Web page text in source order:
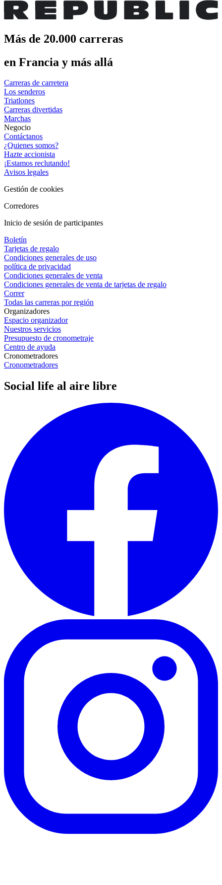
Más de 20.000 carreras
en Francia y más allá
Carreras de carretera
Los senderos
Triatlones
Carreras divertidas
Marchas
Negocio
Contáctanos
¿Quienes somos?
Hazte accionista
¡Estamos reclutando!
Avisos legales
Gestión de cookies
Corredores
Inicio de sesión de participantes
Boletín
Tarjetas de regalo
Condiciones generales de uso
política de privacidad
Condiciones generales de venta
Condiciones generales de venta de tarjetas de regalo
Correr
Todas las carreras por región
Organizadores
Espacio organizador
Nuestros servicios
Presupuesto de cronometraje
Centro de ayuda
Cronometradores
Cronometradores
Social life al aire libre